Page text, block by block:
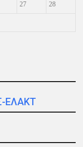
27 28
ΕΛΑΚΤ